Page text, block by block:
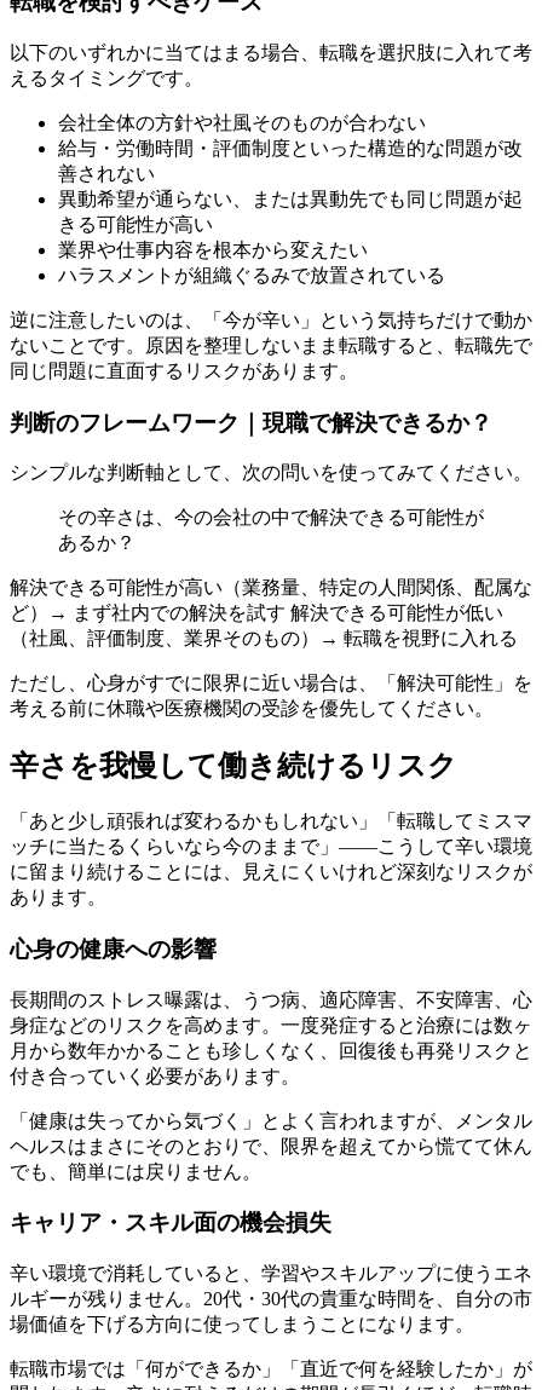
以下のいずれかに当てはまる場合、転職を選択肢に入れて考
えるタイミングです。
会社全体の方針や社風そのものが合わない
給与・労働時間・評価制度といった構造的な問題が改
善されない
異動希望が通らない、または異動先でも同じ問題が起
きる可能性が高い
業界や仕事内容を根本から変えたい
ハラスメントが組織ぐるみで放置されている
逆に注意したいのは、「今が辛い」という気持ちだけで動か
ないことです。原因を整理しないまま転職すると、転職先で
同じ問題に直面するリスクがあります。
判断のフレームワーク｜現職で解決できるか？
シンプルな判断軸として、次の問いを使ってみてください。
その辛さは、今の会社の中で解決できる可能性が
あるか？
解決できる可能性が高い（業務量、特定の人間関係、配属な
ど）→ まず社内での解決を試す 解決できる可能性が低い
（社風、評価制度、業界そのもの）→ 転職を視野に入れる
ただし、心身がすでに限界に近い場合は、「解決可能性」を
考える前に休職や医療機関の受診を優先してください。
辛さを我慢して働き続けるリスク
「あと少し頑張れば変わるかもしれない」「転職してミスマ
ッチに当たるくらいなら今のままで」——こうして辛い環境
に留まり続けることには、見えにくいけれど深刻なリスクが
あります。
心身の健康への影響
長期間のストレス曝露は、うつ病、適応障害、不安障害、心
身症などのリスクを高めます。一度発症すると治療には数ヶ
月から数年かかることも珍しくなく、回復後も再発リスクと
付き合っていく必要があります。
「健康は失ってから気づく」とよく言われますが、メンタル
ヘルスはまさにそのとおりで、限界を超えてから慌てて休ん
でも、簡単には戻りません。
キャリア・スキル面の機会損失
辛い環境で消耗していると、学習やスキルアップに使うエネ
ルギーが残りません。20代・30代の貴重な時間を、自分の市
場価値を下げる方向に使ってしまうことになります。
転職市場では「何ができるか」「直近で何を経験したか」が